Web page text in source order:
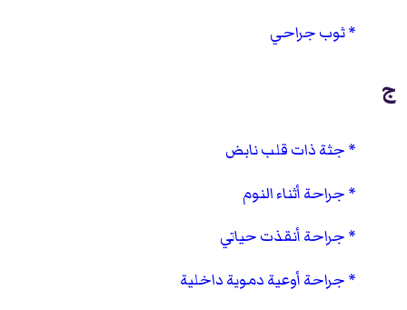
ثوب جراحي
ج
جثة ذات قلب نابض
جراحة أثناء النوم
جراحة أنقذت حياتي
جراحة أوعية دموية داخلية